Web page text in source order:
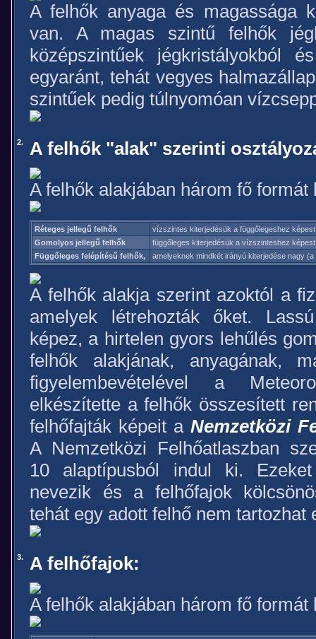
A felhők anyaga és magassága
van. A magas szintű felhők
középszintűek jégkristályokból
egyaránt, tehát vegyes
szintűek pedig túlnyomóan
2.
A felhők "alak" szerinti
A felhők alakjában három fő formát
Réteges jellegű felhők
vízszintes kiterjedésük a függőlegeshez
Gomolyos jellegű felhők
függőleges kiterjedésük a vízszinteshez
Függőleges felépítésű felhők,
amelyeknek mindkét irányú kiterjedése nagy
A felhők alakja szerint azoktól a
amelyek létrehozták őket.
képez, a hirtelen gyors lehűlés
felhők alakjának, anyagának,
figyelembevételével a
elkészítette a felhők összesített
felhőfajták képeit a Nemzetközi
A Nemzetközi Felhőatlaszban
10 alaptípusból indul ki.
nevezik és a felhőfajok
tehát egy adott felhő nem tartozhat
3.
A felhőfajok:
A felhők alakjában három fő formát